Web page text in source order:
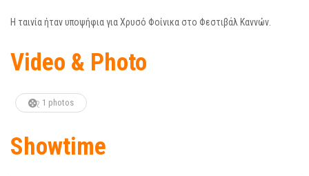
Η ταινία ήταν υποψήφια για Χρυσό Φοίνικα στο Φεστιβάλ Καννών.
Video & Photo
1 photos
Showtime